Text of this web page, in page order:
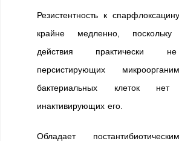
Резистентность к
крайне медленно,
действия практически
персистирующих
бактериальных клеток нет
инактивирующих его.
Обладает